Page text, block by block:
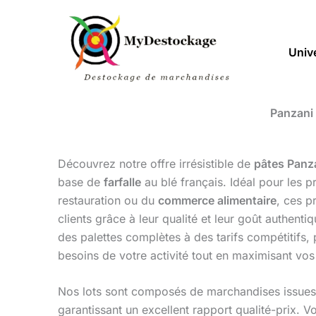
Découvrez notre offre irrésistible de pâtes
base de farfalle au blé français. Idéal pour les
restauration ou du commerce alimentaire, ces
clients grâce à leur qualité et leur goût
des palettes complètes à des tarifs
besoins de votre activité tout en maximisant
Nos lots sont composés de marchandises
garantissant un excellent rapport qualité-prix.